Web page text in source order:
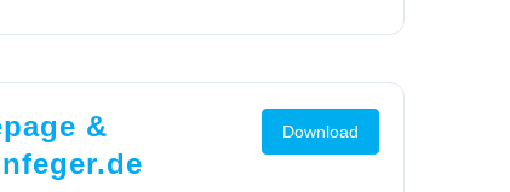
&
Download